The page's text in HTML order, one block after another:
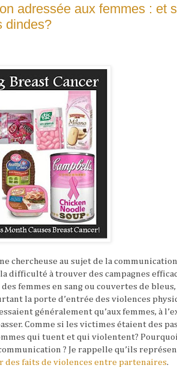
adressée aux femmes : et
dindes?
chercheuse au sujet de la
difficulté à trouver des campagnes
femmes en sang ou couvertes de
la porte d’entrée des violences
généralement qu’aux femmes, à
Comme si les victimes étaient des
qui tuent et qui violentent?
? Je rappelle qu’ils
des faits de violences entre partenaires.